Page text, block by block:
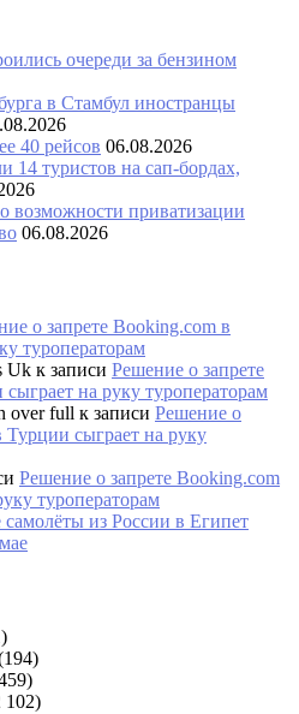
очереди за бензином
в Стамбул иностранцы
40 рейсов 06.08.2026
14 туристов на сап-бордах,
возможности приватизации
06.08.2026
о запрете Booking.com в
туроператорам
Uk к записи Решение о запрете
на руку туроператорам
over full к записи Решение о
Турции сыграет на руку
Решение о запрете Booking.com
туроператорам
из России в Египет
102)